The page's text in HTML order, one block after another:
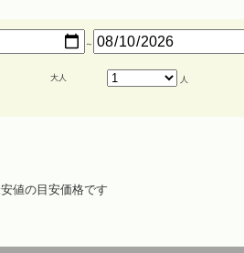
～
大人 人
値の目安価格です